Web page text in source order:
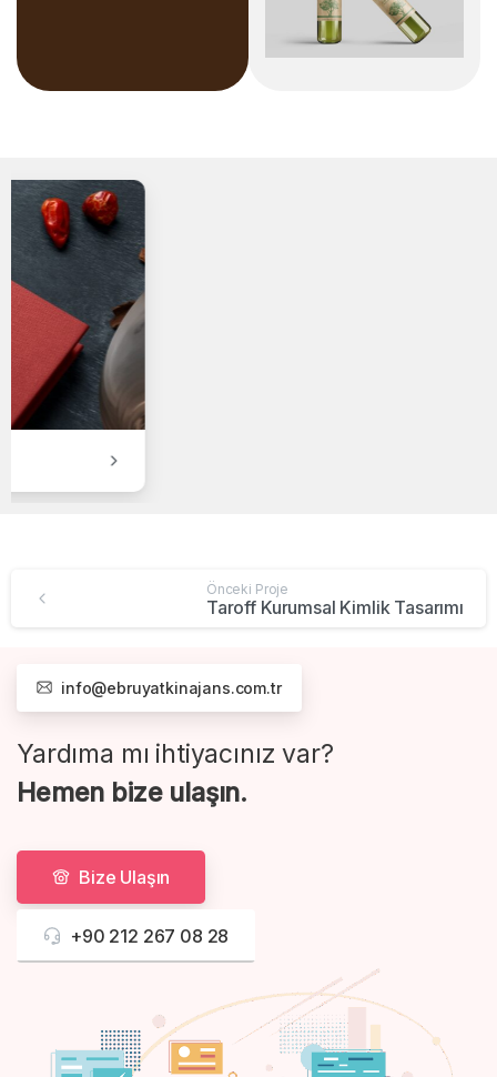
Taroff Kurumsal Kimlik Tasarımı
Önceki Proje
Taroff Kurumsal Kimlik Tasarımı
info@ebruyatkinajans.com.tr
Yardıma mı ihtiyacınız var?
Hemen bize ulaşın.
Bize Ulaşın
+90 212 267 08 28